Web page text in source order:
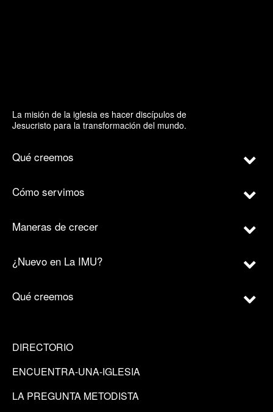
La misión de la iglesia es hacer discípulos de
Jesucristo para la transformación del mundo.
Qué creemos
Cómo servimos
Maneras de crecer
¿Nuevo en La IMU?
Qué creemos
DIRECTORIO
ENCUENTRA-UNA-IGLESIA
LA PREGUNTA METODISTA